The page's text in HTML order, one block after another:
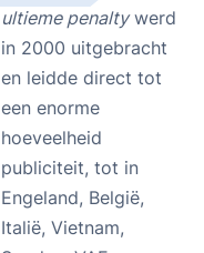
ultieme penaltywerd
in 2000 uitgebracht
en leidde direct tot
een enorme
hoeveelheid
publiciteit, tot in
Engeland, België,
Italië, Vietnam,